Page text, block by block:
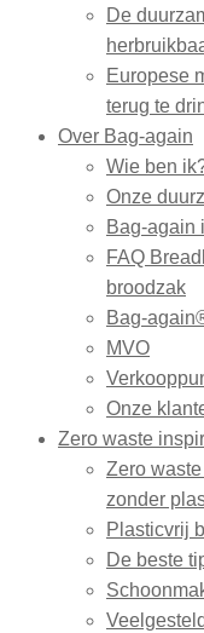
De
Europese
terug te
Over Bag-again
Wie ben
Onze
Bag-again
FAQ
broodzak
Bag-
MVO
Onze
Zero waste
Zero
zonder
Plasticvrij
De beste